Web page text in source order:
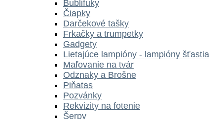
Bublifuky
Čiapky
Darčekové tašky
Frkačky a trumpetky
Gadgety
Lietajúce lampióny - lampióny šťastia
Maľovanie na tvár
Odznaky a Brošne
Piňatas
Pozvánky
Rekvizity na fotenie
Šerpy